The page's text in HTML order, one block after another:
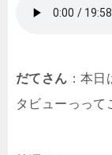
だてさん ：本
タビューっって